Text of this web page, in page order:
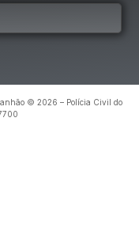
© 2026 – Polícia Civil do